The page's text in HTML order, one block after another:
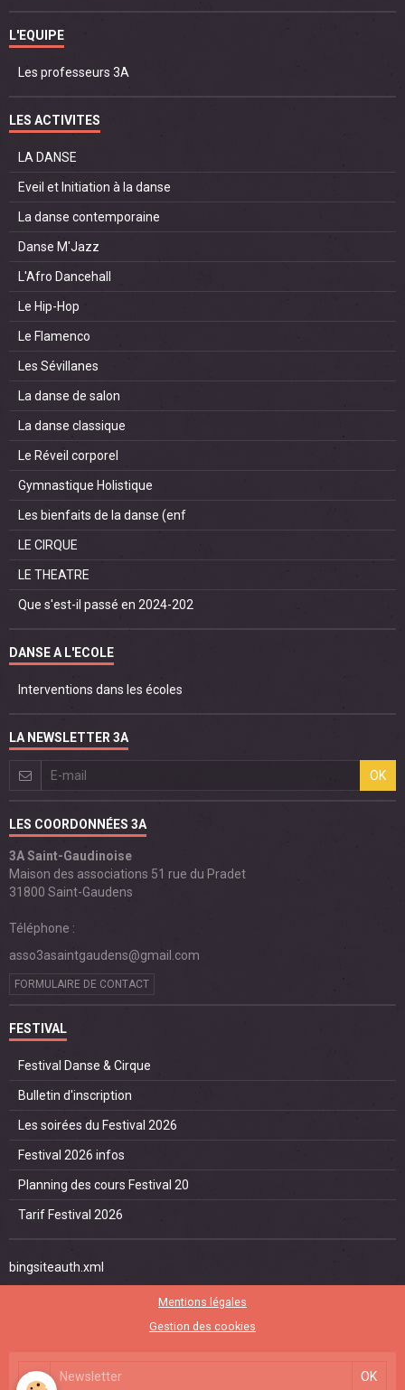
L'EQUIPE
Les professeurs 3A
LES ACTIVITES
LA DANSE
Eveil et Initiation à la danse
La danse contemporaine
Danse M'Jazz
L'Afro Dancehall
Le Hip-Hop
Le Flamenco
Les Sévillanes
La danse de salon
La danse classique
Le Réveil corporel
Gymnastique Holistique
Les bienfaits de la danse (enf
LE CIRQUE
LE THEATRE
Que s'est-il passé en 2024-202
DANSE A L'ECOLE
Interventions dans les écoles
LA NEWSLETTER 3A
OK
LES COORDONNÉES 3A
3A Saint-Gaudinoise
Maison des associations 51 rue du Pradet
31800 Saint-Gaudens
Téléphone :
asso3asaintgaudens@gmail.com
FORMULAIRE DE CONTACT
FESTIVAL
Festival Danse & Cirque
Bulletin d'inscription
Les soirées du Festival 2026
Festival 2026 infos
Planning des cours Festival 20
Tarif Festival 2026
bingsiteauth.xml
Mentions légales
Gestion des cookies